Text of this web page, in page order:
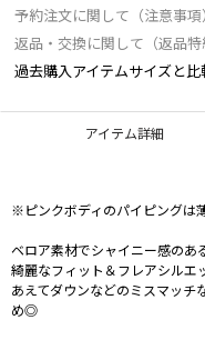
予約注文に関して（注意事項）
返品・交換に関して（返品特
過去購入アイテムサイズと比
アイテム詳細
※ピンクボディのパイピングは
ベロア素材でシャイニー感のあ
綺麗なフィット＆フレアシルエ
あえてダウンなどのミスマッチ
め◎